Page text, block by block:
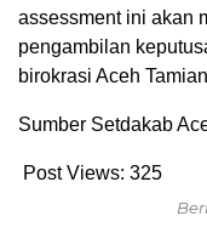
assessment ini akan
pengambilan
birokrasi Aceh
Sumber Setdakab
Post Views: 325